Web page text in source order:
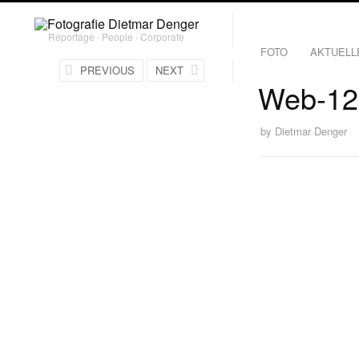
Reportage ∙ People ∙ Corporate
FOTO
Web-12
by Dietmar Denger
PREVIOUS NEXT